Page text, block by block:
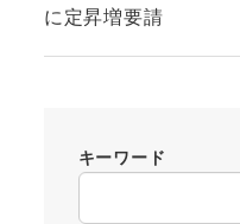
に定昇増要請
キーワード